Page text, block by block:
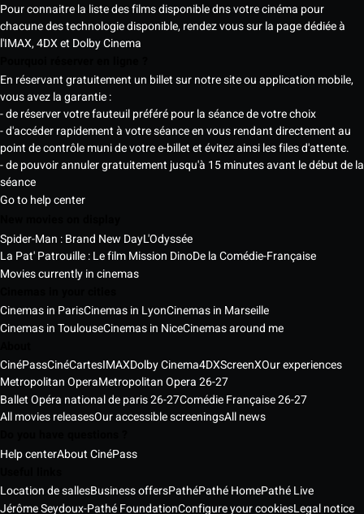
Pour connaitre la liste des films disponible dns votre cinéma pour
chacune des technologie disponible, rendez vous sur la page dédiée à
l'IMAX, 4DX et Dolby Cinema
En réservant gratuitement un billet sur notre site ou application mobile,
vous avez la garantie :
- de réserver votre fauteuil préféré pour la séance de votre choix
- d'accéder rapidement à votre séance en vous rendant directement au
point de contrôle muni de votre e-billet et évitez ainsi les files d'attente.
- de pouvoir annuler gratuitement jusqu'à 15 minutes avant le début de la
séance
Go to help center
Spider-Man : Brand New DayL'Odyssée
La Pat' Patrouille : Le film Mission DinoDe la Comédie-Française
Movies currently in cinemas
Cinemas in ParisCinemas in LyonCinemas in Marseille
Cinemas in ToulouseCinemas in NiceCinemas around me
CinéPassCinéCartesIMAXDolby Cinema4DXScreenXOur experiences
Metropolitan OperaMetropolitan Opera 26-27
Ballet Opéra national de paris 26-27Comédie Française 26-27
All movies releasesOur accessible screeningsAll news
Help centerAbout CinéPass
Location de sallesBusiness offersPathéPathé HomePathé Live
Jérôme Seydoux-Pathé FoundationConfigure your cookiesLegal notice